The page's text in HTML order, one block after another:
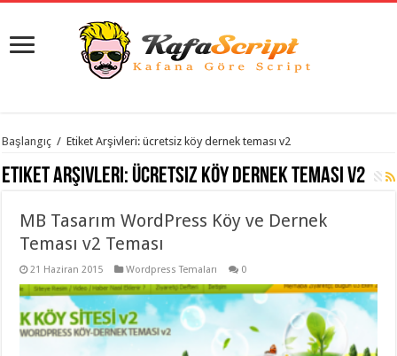
istanbul
evden
eve
organizasyon ,
gaziantep
evden
taşımacılık,
evden
taşımacılık,
gaziantep
evden
Başlangıç / Etiket Arşivleri: ücretsiz köy dernek teması v2
Etiket Arşivleri: ücretsiz köy dernek teması v2
MB Tasarım WordPress Köy ve Dernek
Teması v2 Teması
21 Haziran 2015 Wordpress Temaları 0